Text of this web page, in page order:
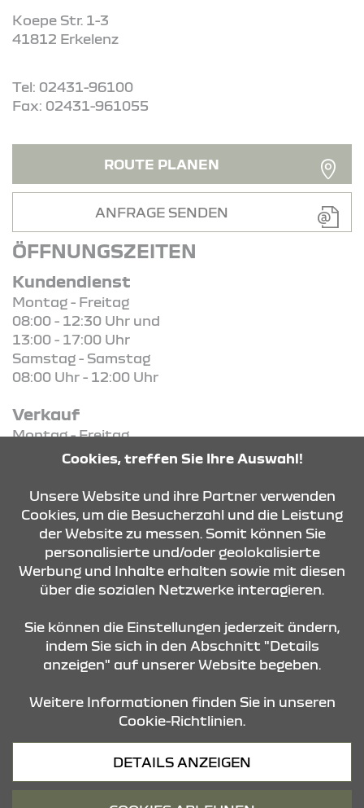
Koepe Str. 1-3
41812 Erkelenz
Tel: 02431-96100
Fax: 02431-961055
ROUTE PLANEN
ANFRAGE SENDEN
ÖFFNUNGSZEITEN
Kundendienst
Montag - Freitag
08:00 - 12:30 Uhr und
13:00 - 17:00 Uhr
Samstag - Samstag
08:00 Uhr - 12:00 Uhr
Verkauf
Montag - Freitag
08:30 Uhr - 18:00 Uhr
08:30 Uhr - 13:00 Uhr
KONTAKT & ANFAHRT
Datenschutz
Cookies, treffen Sie Ihre Auswahl!
Unsere Website und ihre Partner verwenden
Cookies, um die Besucherzahl und die Leistung
der Website zu messen. Somit können Sie
personalisierte und/oder geolokalisierte
Werbung und Inhalte erhalten sowie mit diesen
über die sozialen Netzwerke interagieren.
Sie können die Einstellungen jederzeit ändern,
indem Sie sich in den Abschnitt "Details
anzeigen" auf unserer Website begeben.
Weitere Informationen finden Sie in unseren
Cookie-Richtlinien.
DETAILS ANZEIGEN